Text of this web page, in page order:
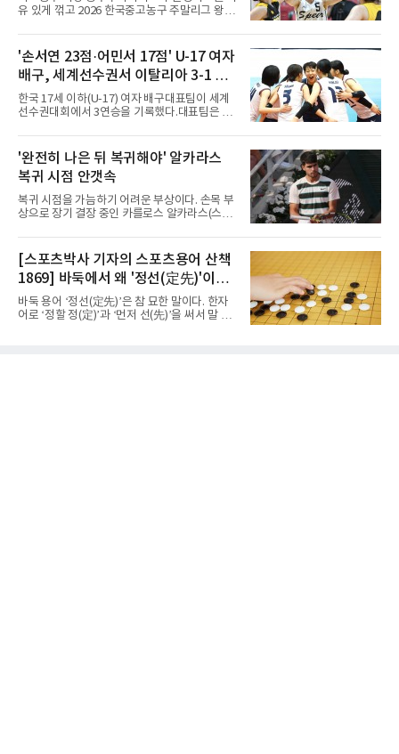
국내 성인 3쿠션 최연소 우승을 기록한 그는
2019년에 이어 통산 세 번째 우승을 거뒀다. 조
정승일(서울당구연맹), 이범열(시흥시체육회).
여자 3쿠션 일반부에서는 허채원(서울당
유 있게 꺾고 2026 한국중고농구 주말리그 왕중
수피아여고는 9일 전남 해남 동백체육관에서 열
린 대회 여고부 예선리그 B조 첫 경기에서 온양
여고를 84-59로 완파했다.광주수피아여고는 김
사랑이 24점, 김담희가 20점을 올리며 공격을
이끌었다. 두 선수는 팀 득점의 절반 이상을 합작
하며 승리를 견인했다.이로써 광주수피아여고는
첫 경기부터 25점 차 승리를 거두며 대회 2연패
누르고 8강에 진출했다. 용산고는 이승민이 22
점을 기록하며 공격을 주도했고
'손서연 23점·어민서 17점' U-17 여자
배구, 세계선수권서 이탈리아 3-1 완
파...조별리그 3연승
한국 17세 이하(U-17) 여자 배구대표팀이 세계
선수권대회에서 3연승을 기록했다.대표팀은 9
FIVB U-17 여자 세계선수권대회 조별리그 D조
3차전에서 이탈리아를 3-1(25-14 25-19 13-25
25-20)로 꺾었다. 푸에르토리코, 대만에 이은 3
연승으로 승점 9를 쌓아 조 1위에 올랐다. 24개
팀이 6개 팀씩 4개 조로 나뉘어 조별리그를 치르
며 각 조 상위 4개 팀이 16강에 진출한다.지난해
U-16 아시아선수권 우승으로 처음 이 대회에 나
종반 점수 차를 벌려 승점 3을 챙겼다.블로킹은
7-16으로 밀렸지만 한국보다
'완전히 나은 뒤 복귀해야' 알카라스
복귀 시점 안갯속
복귀 시점을 가늠하기 어려운 부상이다. 손목 부
상으로 장기 결장 중인 카를로스 알카라스(스페
을지 관심이 쏠린다.얀니크 신네르(이탈리아)와
정상을 다투던 알카라스는 지난 4월 바르셀로나
오픈 이후 넉 달째 남자프로테니스(ATP) 투어 경
기에 나서지 못하고 있다. 9일 영국 BBC 등에 따
르면 그는 손목 힘줄을 감싸는 활막에 염증이 생
기는 건초염을 앓고 있다.이 부상이 까다로운 이
유가 있다. 반복적으로 라켓을 쥐고 휘두르는 동
[스포츠박사 기자의 스포츠용어 산책
1869] 바둑에서 왜 '정선(定先)'이라
말할까
바둑 용어 ‘정선(定先)’은 참 묘한 말이다. 한자
어로 ‘정할 정(定)’과 ‘먼저 선(先)’을 써서 말 그